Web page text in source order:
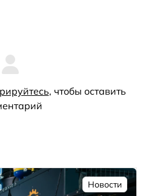
, чтобы оставить
Новости